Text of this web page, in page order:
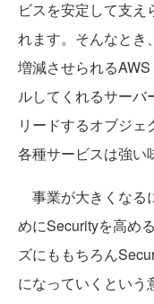
ビスを安定して支
れます。そんなとき
増減させられる
ルしてくれるサーバ
リードするオブジ
各種サービスは強い
事業が大きくなる
めにSecurityを高め
ズにももちろん
になっていくという